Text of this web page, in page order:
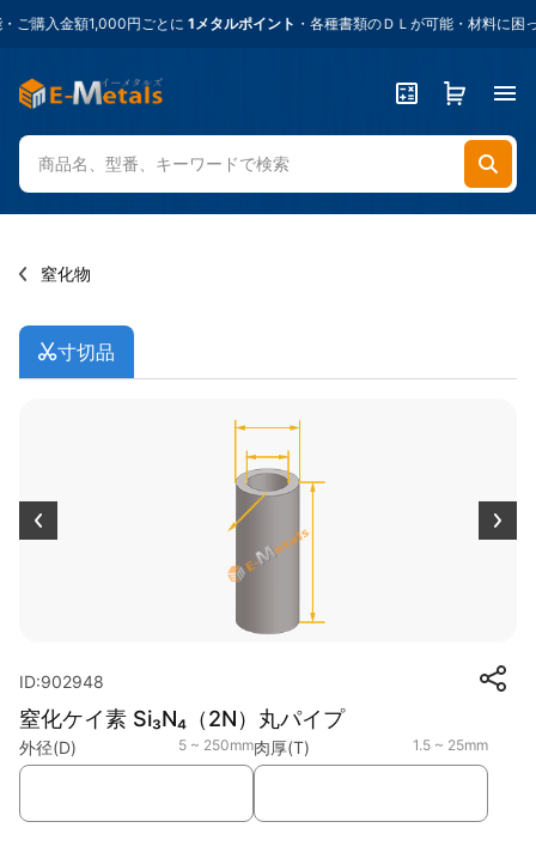
購入金額1,000円ごとに 1メタルポイント・各種書類のＤＬが可能・材料に困っ
窒化物
寸切品
ID:902948
窒化ケイ素 Si₃N₄（2N）丸パイプ
外径(D) 5 ~ 250mm肉厚(T) 1.5 ~ 25mm